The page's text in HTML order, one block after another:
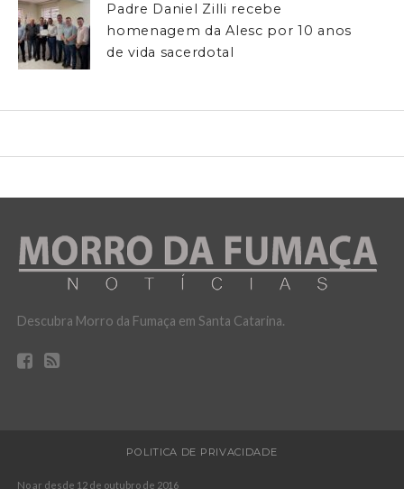
Padre Daniel Zilli recebe
homenagem da Alesc por 10 anos
de vida sacerdotal
Descubra Morro da Fumaça em Santa Catarina.
POLITICA DE PRIVACIDADE
No ar desde 12 de outubro de 2016